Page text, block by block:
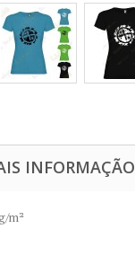
INFORMAÇÃO
m²